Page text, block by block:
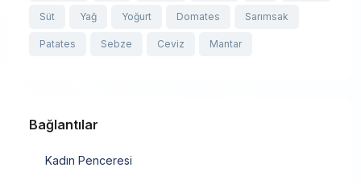
Süt Yağ Yoğurt Domates Sarımsak
Patates Sebze Ceviz Mantar
Bağlantılar
Kadın Penceresi